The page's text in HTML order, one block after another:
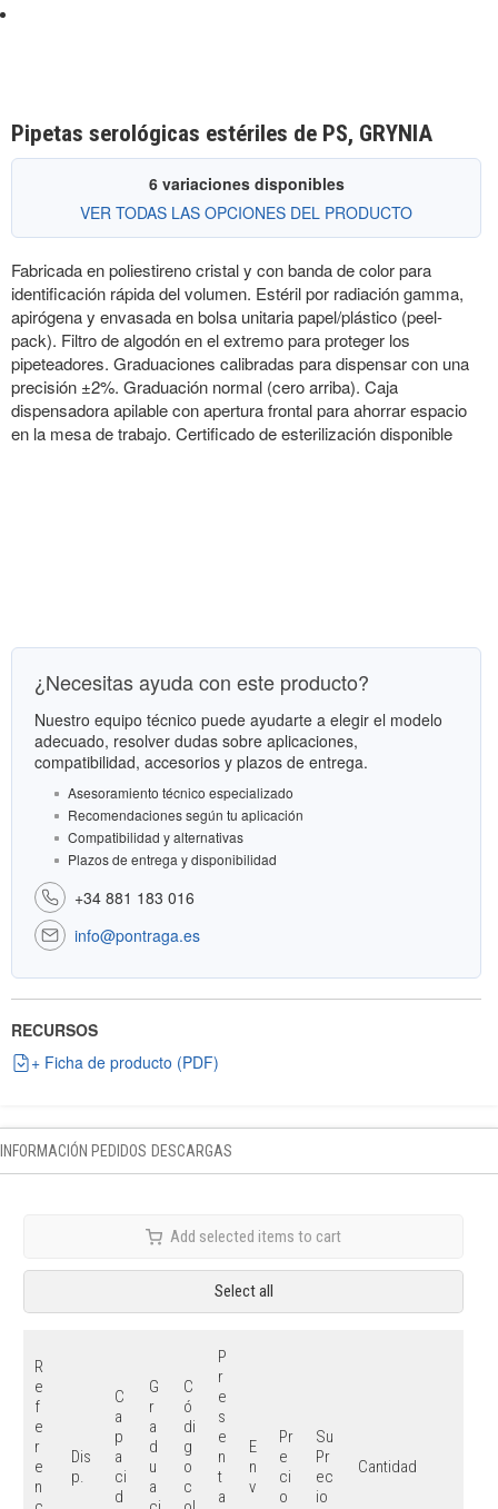
Pipetas serológicas estériles de PS, GRYNIA
6 variaciones disponibles
VER TODAS LAS OPCIONES DEL PRODUCTO
Fabricada en poliestireno cristal y con banda de color para
identificación rápida del volumen. Estéril por radiación gamma,
apirógena y envasada en bolsa unitaria papel/plástico (peel-
pack). Filtro de algodón en el extremo para proteger los
pipeteadores. Graduaciones calibradas para dispensar con una
precisión ±2%. Graduación normal (cero arriba). Caja
dispensadora apilable con apertura frontal para ahorrar espacio
en la mesa de trabajo. Certificado de esterilización disponible
¿Necesitas ayuda con este producto?
Nuestro equipo técnico puede ayudarte a elegir el modelo
adecuado, resolver dudas sobre aplicaciones,
compatibilidad, accesorios y plazos de entrega.
Asesoramiento técnico especializado
Recomendaciones según tu aplicación
Compatibilidad y alternativas
Plazos de entrega y disponibilidad
+34 881 183 016
info@pontraga.es
RECURSOS
+ Ficha de producto (PDF)
INFORMACIÓN PEDIDOS DESCARGAS
Add selected items to cart
Select all
R
e
f
e
r
e
n
Dis
p.
C
a
p
a
ci
d
G
r
a
d
u
a
C
ó
di
g
o
c
P
r
e
s
e
n
t
a
E
n
v
Pr
e
ci
o
Su
Pr
ec
io
Cantidad